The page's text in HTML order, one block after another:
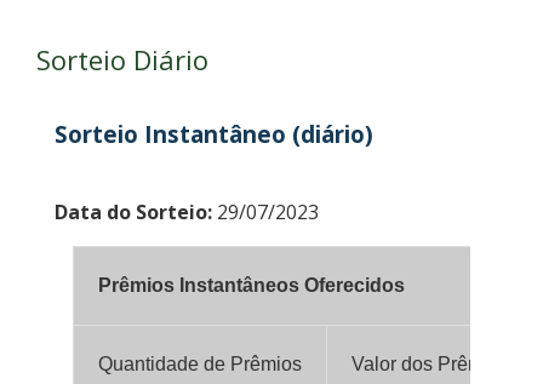
Sorteio Diário
Sorteio Instantâneo (diário)
Data do Sorteio: 29/07/2023
Prêmios Instantâneos Oferecidos
Quantidade de Prêmios Valor dos Prêmios